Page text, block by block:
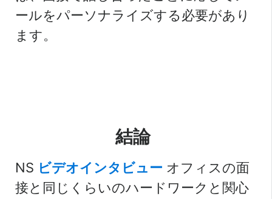
ールをパーソナライズする必要があり
ます。
結論
NS ビデオインタビュー オフィスの面
接と同じくらいのハードワークと関心